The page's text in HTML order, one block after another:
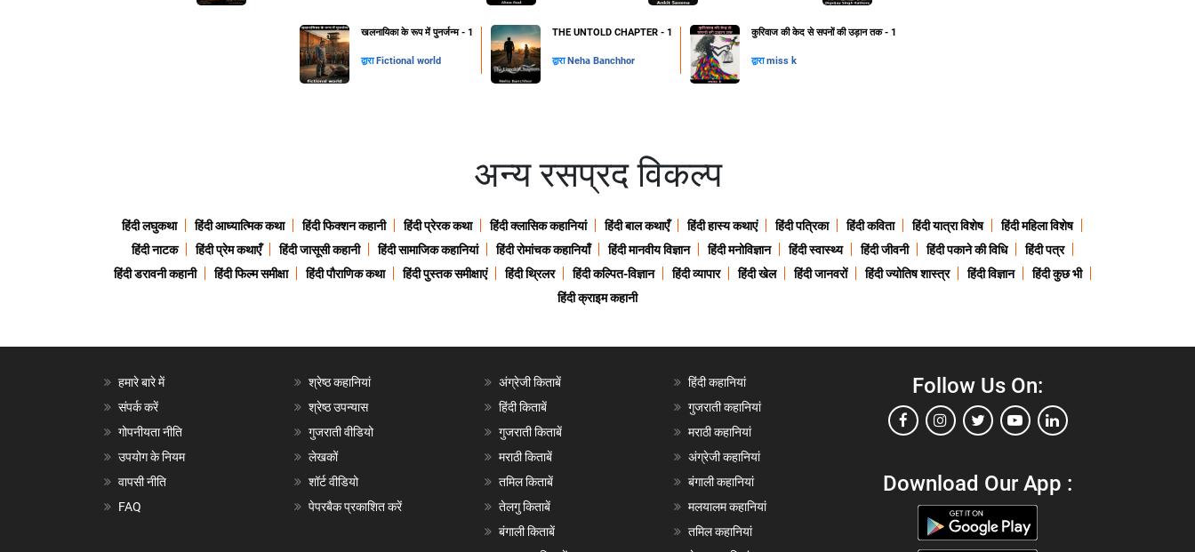
खलनायिका के रूप में पुनर्जन्म - 1
द्वारा Fictional world
THE UNTOLD CHAPTER - 1
द्वारा Neha Banchhor
कुरिवाज की केद से सपनों की उड़ान तक - 1
द्वाराmiss k
अन्य रसप्रद विकल्प
हिंदी लघुकथा हिंदी आध्यात्मिक कथा हिंदी फिक्शन कहानी हिंदी प्रेरक कथा हिंदी क्लासिक कहानियां हिंदी बाल कथाएँ हिंदी हास्य कथाएं हिंदी पत्रिका हिंदी कविता हिंदी यात्रा विशेष
हिंदी महिला विशेष
हिंदी नाटक
हिंदी प्रेम कथाएँ हिंदी जासूसी कहानी हिंदी सामाजिक कहानियां हिंदी रोमांचक कहानियाँ हिंदी मानवीय विज्ञान हिंदी मनोविज्ञान हिंदी स्वास्थ्य हिंदी जीवनी हिंदी पकाने की विधि
हिंदी पत्र
हिंदी डरावनी कहानी
हिंदी फिल्म समीक्षा हिंदी पौराणिक कथा हिंदी पुस्तक समीक्षाएं हिंदी थ्रिलर हिंदी कल्पित-विज्ञान हिंदी व्यापार हिंदी खेल हिंदी जानवरों हिंदी ज्योतिष शास्त्र हिंदी विज्ञान
हिंदी कुछ भी
हिंदी क्राइम कहानी
हमारे बारे में
संपर्क करें
गोपनीयता नीति
उपयोग के नियम
वापसी नीति
FAQ
श्रेष्ठ कहानियां
श्रेष्ठ उपन्यास
गुजराती वीडियो
लेखकों
शॉर्ट वीडियो
पेपरबैक प्रकाशित करें
अंग्रेजी किताबें
हिंदी किताबें
गुजराती किताबें
मराठी किताबें
तमिल किताबें
तेलगु किताबें
बंगाली किताबें
हिंदी कहानियां
गुजराती कहानियां
मराठी कहानियां
अंग्रेजी कहानियां
बंगाली कहानियां
मलयालम कहानियां
तमिल कहानियां
Follow Us On:
Download Our App :